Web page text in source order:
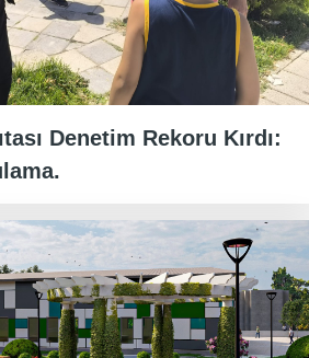
Denetim Rekoru Kırdı: